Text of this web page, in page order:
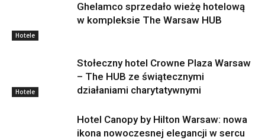
Hotele
Ghelamco sprzedało wieżę hotelową
w kompleksie The Warsaw HUB
Hotele
Stołeczny hotel Crowne Plaza Warsaw
– The HUB ze świątecznymi
działaniami charytatywnymi
Hotel Canopy by Hilton Warsaw: nowa
ikona nowoczesnej elegancji w sercu